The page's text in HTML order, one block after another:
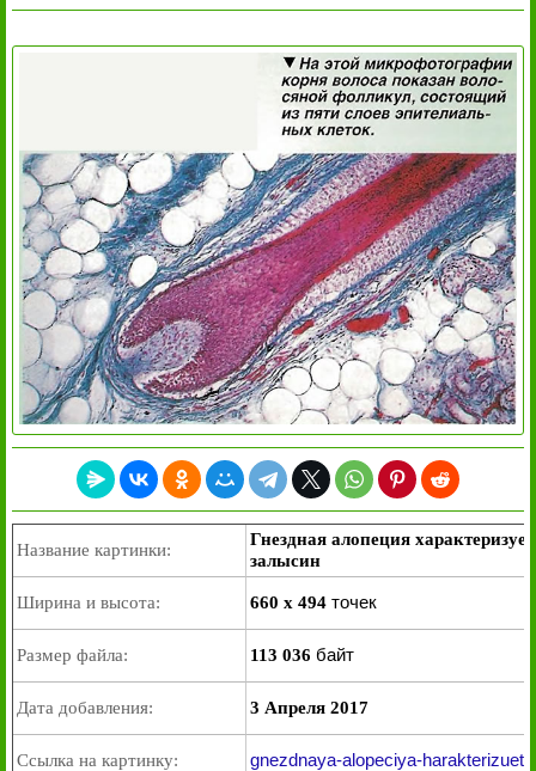
Название картинки:
Гнездная алопеция
залысин
Ширина и высота: 660 x 494 точек
Размер файла: 113 036 байт
Дата добавления: 3 Апреля 2017
Ссылка на картинку: gnezdnaya-alopeciya-